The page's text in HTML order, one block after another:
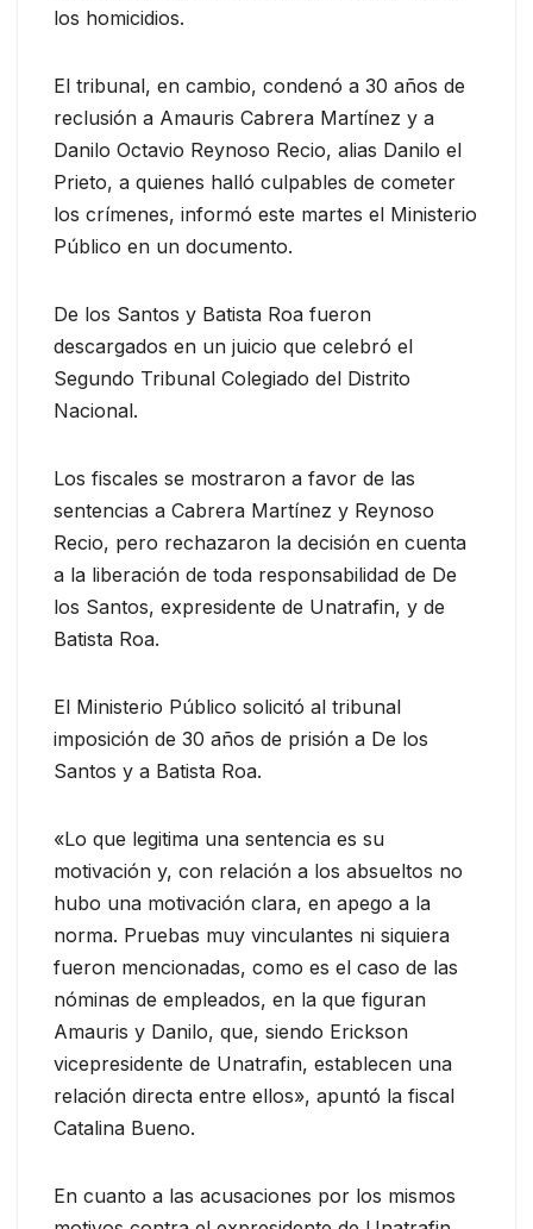
los homicidios.
El tribunal, en cambio, condenó a 30 años de
reclusión a Amauris Cabrera Martínez y a
Danilo Octavio Reynoso Recio, alias Danilo el
Prieto, a quienes halló culpables de cometer
los crímenes, informó este martes el Ministerio
Público en un documento.
De los Santos y Batista Roa fueron
descargados en un juicio que celebró el
Segundo Tribunal Colegiado del Distrito
Nacional.
Los fiscales se mostraron a favor de las
sentencias a Cabrera Martínez y Reynoso
Recio, pero rechazaron la decisión en cuenta
a la liberación de toda responsabilidad de De
los Santos, expresidente de Unatrafin, y de
Batista Roa.
El Ministerio Público solicitó al tribunal
imposición de 30 años de prisión a De los
Santos y a Batista Roa.
«Lo que legitima una sentencia es su
motivación y, con relación a los absueltos no
hubo una motivación clara, en apego a la
norma. Pruebas muy vinculantes ni siquiera
fueron mencionadas, como es el caso de las
nóminas de empleados, en la que figuran
Amauris y Danilo, que, siendo Erickson
vicepresidente de Unatrafin, establecen una
relación directa entre ellos», apuntó la fiscal
Catalina Bueno.
En cuanto a las acusaciones por los mismos